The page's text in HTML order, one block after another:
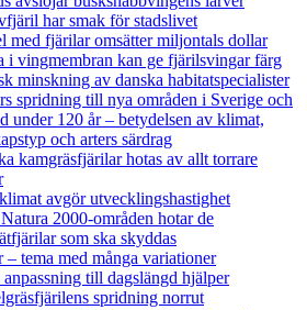
har smak för stadslivet
med fjärilar omsätter miljontals dollar
i vingmembran kan ge fjärilsvingar färg
minskning av danska habitatspecialister
spridning till nya områden i Sverige och
under 120 år– betydelsen av klimat,
och arters särdrag
kamgräsfjärilar hotas av allt torrare
avgör utvecklingshastighet
2000-områden hotar de
som ska skyddas
– tema med många variationer
anpassning till dagslängd hjälper
spridning norrut